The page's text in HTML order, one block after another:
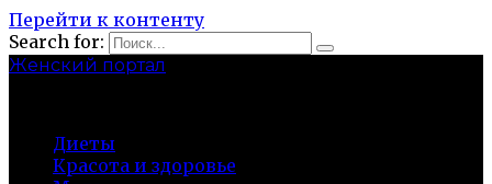
Перейти к контенту
Search for:
Женский портал
Диеты
Красота и здоровье